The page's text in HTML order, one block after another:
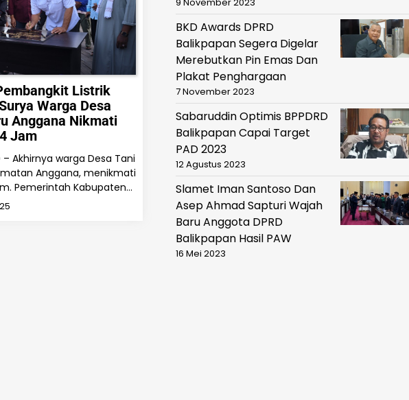
Listrik
Warga Desa
Anggana Nikmati
Jam
– Akhirnya warga Desa Tani
Anggana, menikmati
Pemerintah Kabupaten…
BKD Awards DPRD
Balikpapan Segera Digelar
Merebutkan Pin Emas Dan
Plakat Penghargaan
7 November 2023
Sabaruddin Optimis BPPDRD
Balikpapan Capai Target
PAD 2023
12 Agustus 2023
Slamet Iman Santoso Dan
Asep Ahmad Sapturi Wajah
Baru Anggota DPRD
Balikpapan Hasil PAW
16 Mei 2023